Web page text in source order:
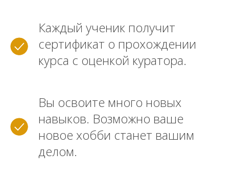
Каждый ученик получит
сертификат о прохождении
курса с оценкой куратора.
Вы освоите много новых
навыков. Возможно ваше
новое хобби станет вашим
делом.